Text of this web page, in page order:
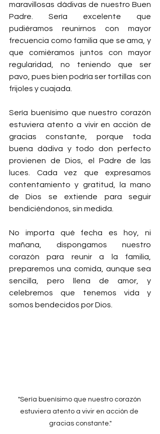
maravillosas dádivas de nuestro Buen
Padre. Sería excelente que
pudiéramos reunirnos con mayor
frecuencia como familia que se ama, y
que comiéramos juntos con mayor
regularidad, no teniendo que ser
pavo, pues bien podría ser tortillas con
frijoles y cuajada.
Sería buenísimo que nuestro corazón
estuviera atento a vivir en acción de
gracias constante, porque toda
buena dádiva y todo don perfecto
provienen de Dios, el Padre de las
luces. Cada vez que expresamos
contentamiento y gratitud, la mano
de Dios se extiende para seguir
bendiciéndonos, sin medida.
No importa qué fecha es hoy, ni
mañana, dispongamos nuestro
corazón para reunir a la familia,
preparemos una comida, aunque sea
sencilla, pero llena de amor, y
celebremos que tenemos vida y
somos bendecidos por Dios.
"Sería buenísimo que nuestro corazón
estuviera atento a vivir en acción de
gracias constante."